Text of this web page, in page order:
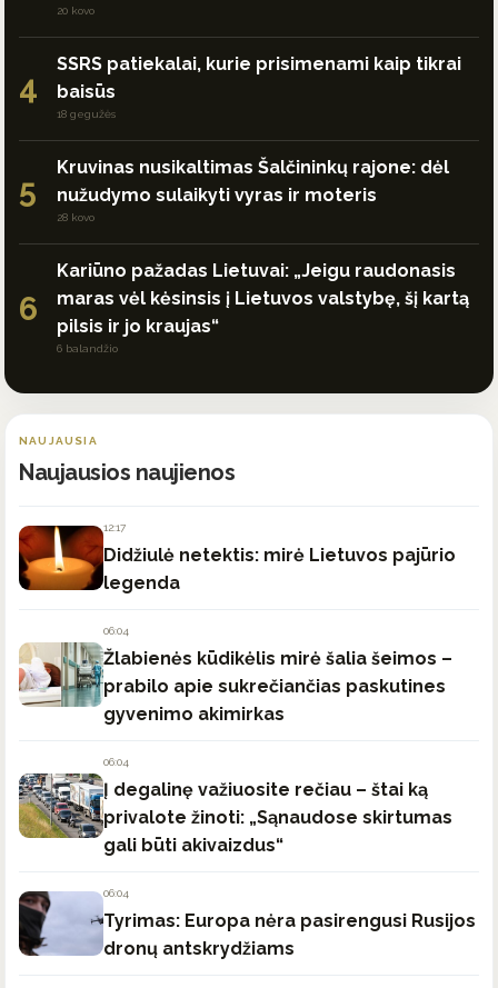
20 kovo
4
SSRS patiekalai, kurie prisimenami kaip tikrai
baisūs
18 gegužės
5
Kruvinas nusikaltimas Šalčininkų rajone: dėl
nužudymo sulaikyti vyras ir moteris
28 kovo
6
Kariūno pažadas Lietuvai: „Jeigu raudonasis
maras vėl kėsinsis į Lietuvos valstybę, šį kartą
pilsis ir jo kraujas“
6 balandžio
NAUJAUSIA
Naujausios naujienos
12:17
Didžiulė netektis: mirė Lietuvos pajūrio
legenda
06:04
Žlabienės kūdikėlis mirė šalia šeimos –
prabilo apie sukrečiančias paskutines
gyvenimo akimirkas
06:04
Į degalinę važiuosite rečiau – štai ką
privalote žinoti: „Sąnaudose skirtumas
gali būti akivaizdus“
06:04
Tyrimas: Europa nėra pasirengusi Rusijos
dronų antskrydžiams